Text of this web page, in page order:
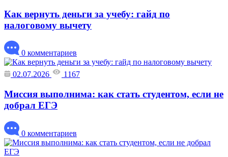
Как вернуть деньги за учебу: гайд по
налоговому вычету
0 комментариев
02.07.2026 1167
Миссия выполнима: как стать студентом, если не
добрал ЕГЭ
0 комментариев